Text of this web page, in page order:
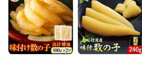
はん ご飯 海鮮 海鮮
食品 ギフト プレゼ
ント 返礼品 ふるさ
と納税 故郷 納税 北
海道 紋別市 紋別 オ
ホーツク海
かずの子 魚介類 海
鮮 加工品 魚卵 海鮮
おつまみ グルメ お
祝い 味付け 味付き
人気（のし対応可）